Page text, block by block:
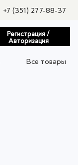
+7 (351) 277-88-37
Регистрация /
Авторизация
Все товары